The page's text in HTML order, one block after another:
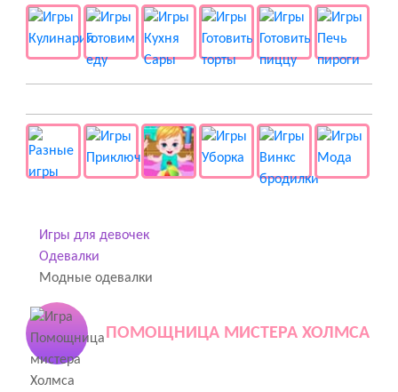
Игры для девочек
Одевалки
Модные одевалки
ПОМОЩНИЦА МИСТЕРА ХОЛМСА